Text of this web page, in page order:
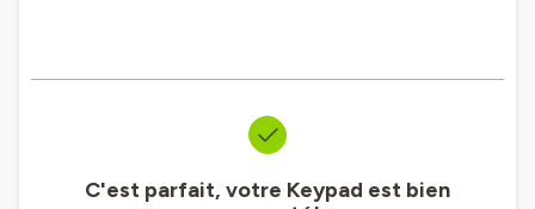
C'est parfait, votre Keypad est bien